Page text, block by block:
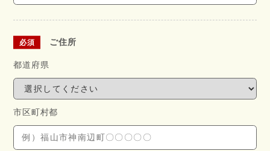
ご住所
都道府県
市区町村都